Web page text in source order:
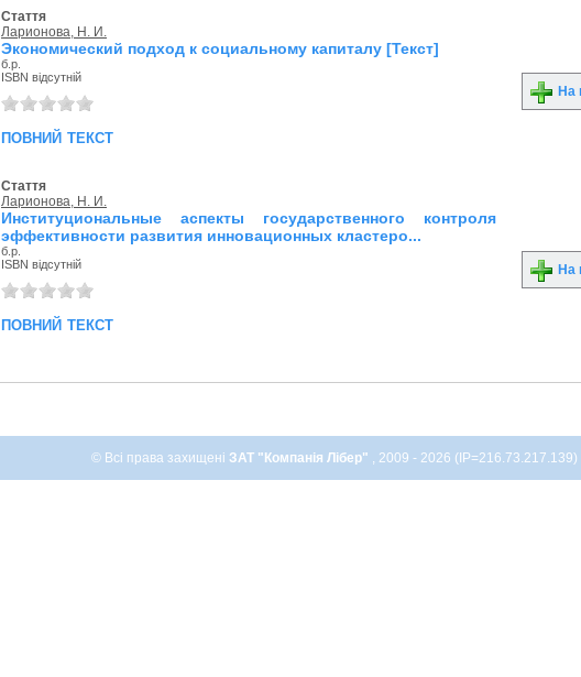
Стаття
Ларионова, Н. И.
Экономический подход к социальному капиталу [Текст]
б.р.
ISBN відсутній
повний текст
На
Стаття
Ларионова, Н. И.
Институциональные аспекты государственного контроля
эффективности развития инновационных кластеро...
б.р.
ISBN відсутній
повний текст
На
© Всі права захищені ЗАТ "Компанія Лібер" , 2009 - 2026 (IP=216.73.217.139)